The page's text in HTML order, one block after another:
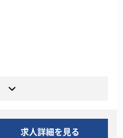
求人詳細を見る